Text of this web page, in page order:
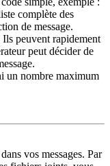
complète des
de message.
Ils peuvent rapidement
peut décider de
un nombre maximum
vos messages. Par